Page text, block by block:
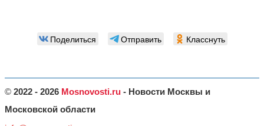
Поделиться Отправить Класснуть
© 2022 - 2026 Mosnovosti.ru - Новости Москвы и
Московской области